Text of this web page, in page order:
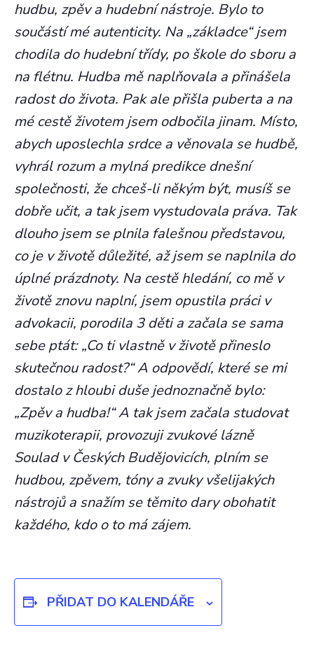
hudbu, zpěv a hudební nástroje. Bylo to
součástí mé autenticity. Na „základce“ jsem
chodila do hudební třídy, po škole do sboru a
na flétnu. Hudba mě naplňovala a přinášela
radost do života. Pak ale přišla puberta a na
mé cestě životem jsem odbočila jinam. Místo,
abych uposlechla srdce a věnovala se hudbě,
vyhrál rozum a mylná predikce dnešní
společnosti, že chceš-li někým být, musíš se
dobře učit, a tak jsem vystudovala práva. Tak
dlouho jsem se plnila falešnou představou,
co je v životě důležité, až jsem se naplnila do
úplné prázdnoty. Na cestě hledání, co mě v
životě znovu naplní, jsem opustila práci v
advokacii, porodila 3 děti a začala se sama
sebe ptát: „Co ti vlastně v životě přineslo
skutečnou radost?“ A odpovědí, které se mi
dostalo z hloubi duše jednoznačně bylo:
„Zpěv a hudba!“ A tak jsem začala studovat
muzikoterapii, provozuji zvukové lázně
Soulad v Českých Budějovicích, plním se
hudbou, zpěvem, tóny a zvuky všelijakých
nástrojů a snažím se těmito dary obohatit
každého, kdo o to má zájem.
PŘIDAT DO KALENDÁŘE